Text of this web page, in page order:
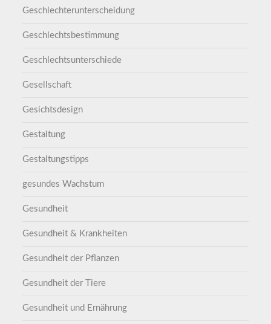
Geschlechterunterscheidung
Geschlechtsbestimmung
Geschlechtsunterschiede
Gesellschaft
Gesichtsdesign
Gestaltung
Gestaltungstipps
gesundes Wachstum
Gesundheit
Gesundheit & Krankheiten
Gesundheit der Pflanzen
Gesundheit der Tiere
Gesundheit und Ernährung